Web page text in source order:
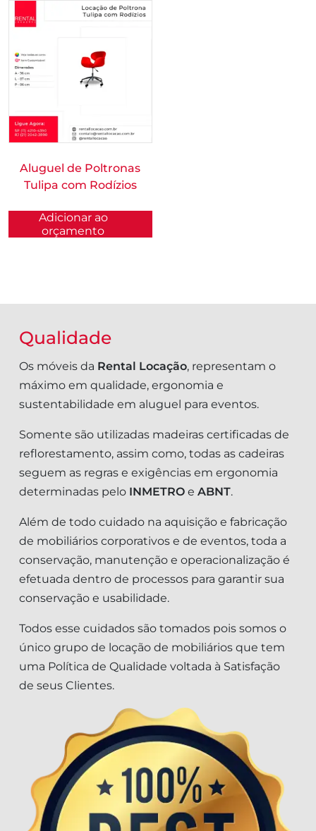
Aluguel de Poltronas
Tulipa com Rodízios
Adicionar ao
orçamento
Qualidade
Os móveis da Rental Locação, representam o
máximo em qualidade, ergonomia e
sustentabilidade em aluguel para eventos.
Somente são utilizadas madeiras certificadas de
reflorestamento, assim como, todas as cadeiras
seguem as regras e exigências em ergonomia
determinadas pelo INMETRO e ABNT.
Além de todo cuidado na aquisição e fabricação
de mobiliários corporativos e de eventos, toda a
conservação, manutenção e operacionalização é
efetuada dentro de processos para garantir sua
conservação e usabilidade.
Todos esse cuidados são tomados pois somos o
único grupo de locação de mobiliários que tem
uma Política de Qualidade voltada à Satisfação
de seus Clientes.